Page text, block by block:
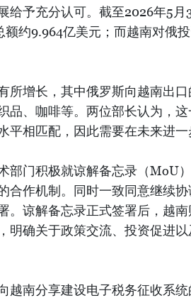
给予充分认可。截至2026年5
额约9.964亿美元；而越南对俄
所增长，其中俄罗斯向越南出
品、咖啡等。两位部长认为，
平相匹配，因此需要在未来进一
部门积极就谅解备忘录（MoU
合作机制。同时一致同意继续
。谅解备忘录正式签署后，越
明确关于政策交流、投资促进
越南分享建设电子税务征收系